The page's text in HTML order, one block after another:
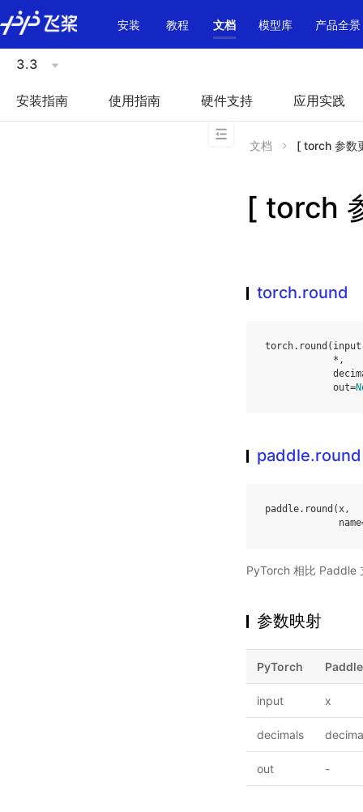
\u200E
安装
教程 文档 模型库 产品全景
3.3
安装指南 使用指南 硬件支持 应用实践
文档 [ torch 参数
[ torch
torch.round
torch. round ( input
* ,
out=
paddle.round
paddle. round (x,
name
PyTorch 相比 Paddle
参数映射
PyTorch
input x
decimals
out -